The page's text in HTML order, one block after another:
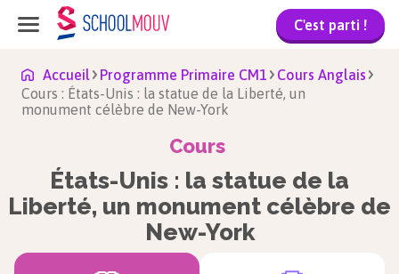
C'est parti !
Accueil Programme Primaire CM1
Cours Anglais
Cours : États-Unis : la statue de la Liberté, un
monument célèbre de New-York
Cours
États-Unis : la statue de la
Liberté, un monument célèbre de
New-York